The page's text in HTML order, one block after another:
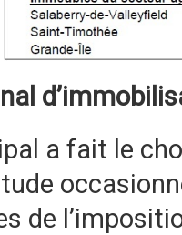
a fait le
de